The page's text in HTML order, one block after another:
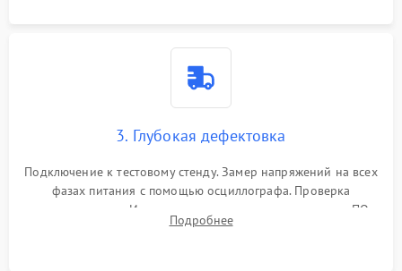
3. Глубокая дефектовка
Подключение к тестовому стенду. Замер напряжений на всех
фазах питания с помощью осциллографа. Проверка
инициализации. Использование специализированного ПО
MATS
Подробнее